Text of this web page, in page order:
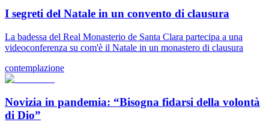
I segreti del Natale in un convento di clausura
La badessa del Real Monasterio de Santa Clara partecipa a una
videoconferenza su com'è il Natale in un monastero di clausura
contemplazione
Novizia in pandemia: “Bisogna fidarsi della volontà
di Dio”